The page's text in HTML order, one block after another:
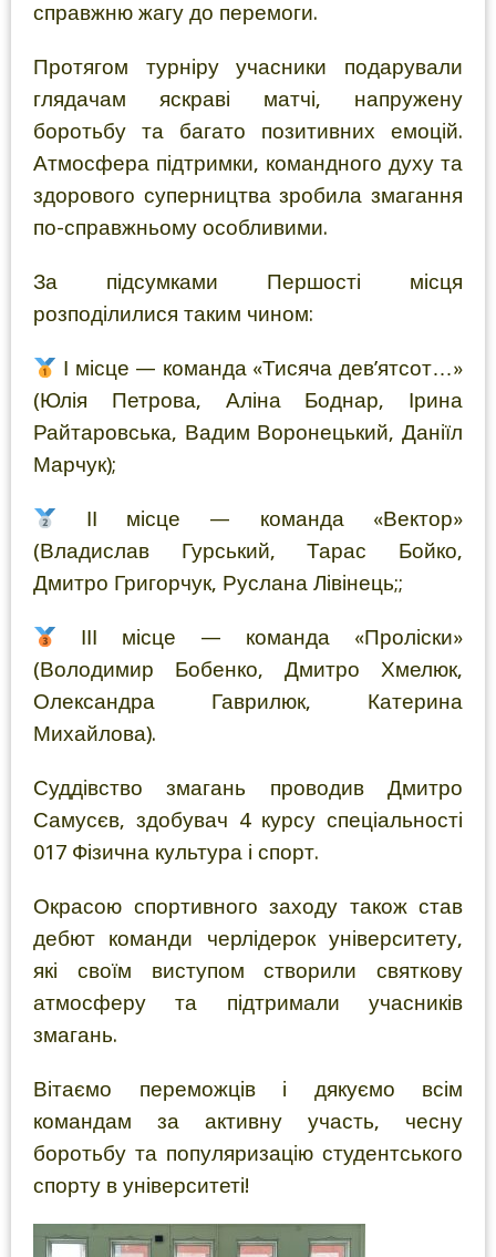
справжню жагу до перемоги.
Протягом турніру учасники подарували
глядачам яскраві матчі, напружену
боротьбу та багато позитивних емоцій.
Атмосфера підтримки, командного духу та
здорового суперництва зробила змагання
по-справжньому особливими.
За підсумками Першості місця
розподілилися таким чином:
І місце — команда «Тисяча дев’ятсот…»
(Юлія Петрова, Аліна Боднар, Ірина
Райтаровська, Вадим Воронецький, Даніїл
Марчук);
ІІ місце — команда «Вектор»
(Владислав Гурський, Тарас Бойко,
Дмитро Григорчук, Руслана Лівінець;;
ІІІ місце — команда «Проліски»
(Володимир Бобенко, Дмитро Хмелюк,
Олександра Гаврилюк, Катерина
Михайлова).
Суддівство змагань проводив Дмитро
Самусєв, здобувач 4 курсу спеціальності
017 Фізична культура і спорт.
Окрасою спортивного заходу також став
дебют команди черлідерок університету,
які своїм виступом створили святкову
атмосферу та підтримали учасників
змагань.
Вітаємо переможців і дякуємо всім
командам за активну участь, чесну
боротьбу та популяризацію студентського
спорту в університеті!